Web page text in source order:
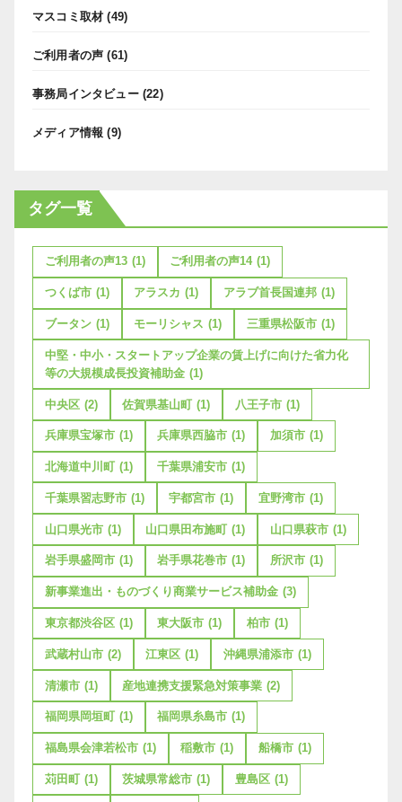
マスコミ取材 (49)
ご利用者の声 (61)
事務局インタビュー(22)
メディア情報 (9)
タグ一覧
ご利用者の声13 (1) ご利用者の声14 (1)
つくば市 (1) アラスカ (1) アラブ首長国連邦 (1)
ブータン (1) モーリシャス (1) 三重県松阪市 (1)
中堅・中小・スタートアップ企業の賃上げに向けた省力化
等の大規模成長投資補助金 (1)
中央区 (2) 佐賀県基山町 (1) 八王子市 (1)
兵庫県宝塚市 (1) 兵庫県西脇市 (1) 加須市 (1)
北海道中川町 (1) 千葉県浦安市 (1)
千葉県習志野市 (1) 宇都宮市 (1) 宜野湾市 (1)
山口県光市 (1) 山口県田布施町 (1) 山口県萩市 (1)
岩手県盛岡市 (1) 岩手県花巻市 (1) 所沢市 (1)
新事業進出・ものづくり商業サービス補助金 (3)
東京都渋谷区 (1) 東大阪市 (1) 柏市 (1)
武蔵村山市 (2) 江東区 (1) 沖縄県浦添市 (1)
清瀬市 (1) 産地連携支援緊急対策事業 (2)
福岡県岡垣町 (1) 福岡県糸島市 (1)
福島県会津若松市 (1) 稲敷市 (1) 船橋市 (1)
苅田町 (1) 茨城県常総市 (1) 豊島区 (1)